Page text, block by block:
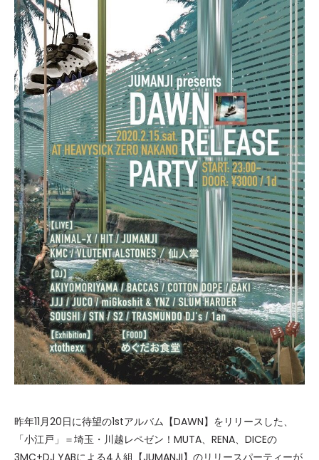
昨年11月20日に待望の1stアルバム【DAWN】をリリースした、
「小江戸」＝埼玉・川越レペゼン！MUTA、RENA、DICEの
3MC+DJ YABによる4人組【JUMANJI】のリリースパーティーが